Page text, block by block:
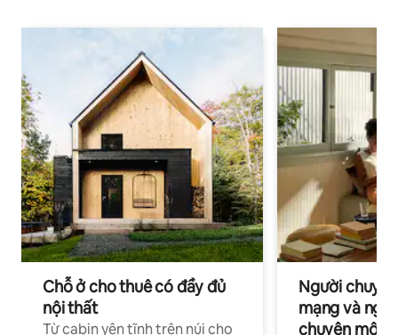
Chỗ ở cho thuê có đầy đủ
nội thất
Từ cabin yên tĩnh trên núi cho
Người
mạng và
chuyên môn